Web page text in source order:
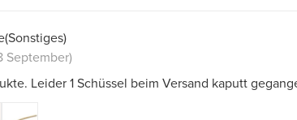
(Sonstiges)
September)
Leider 1 Schüssel beim Versand kaputt